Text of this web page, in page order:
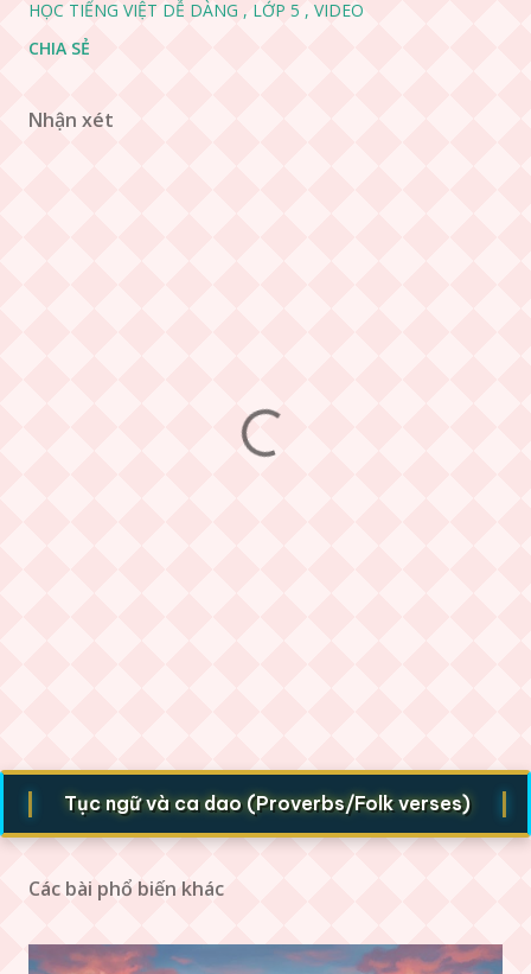
HỌC TIẾNG VIỆT DỄ DÀNG LỚP 5
VIDEO
CHIA SẺ
Nhận xét
ngữ và ca dao (Proverbs/Folk verses) |
Các bài phổ biến khác